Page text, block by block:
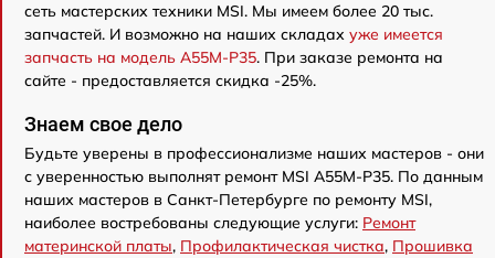
сеть мастерских техники MSI. Мы имеем более 20 тыс.
запчастей. И возможно на наших складах уже имеется
запчасть на модель A55M-P35. При заказе ремонта на
сайте - предоставляется скидка -25%.
Знаем свое дело
Будьте уверены в профессионализме наших мастеров - они
с уверенностью выполнят ремонт MSI A55M-P35. По данным
наших мастеров в Санкт-Петербурге по ремонту MSI,
наиболее востребованы следующие услуги: Ремонт
материнской платы, Профилактическая чистка, Прошивка